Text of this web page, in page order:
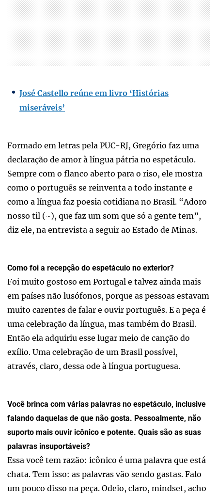
José Castello reúne em livro ‘Histórias
miseráveis’
Formado em letras pela PUC-RJ, Gregório faz uma
declaração de amor à língua pátria no espetáculo.
Sempre com o flanco aberto para o riso, ele mostra
como o português se reinventa a todo instante e
como a língua faz poesia cotidiana no Brasil. “Adoro
nosso til (~), que faz um som que só a gente tem”,
diz ele, na entrevista a seguir ao Estado de Minas.
Como foi a recepção do espetáculo no exterior?
Foi muito gostoso em Portugal e talvez ainda mais
em países não lusófonos, porque as pessoas estavam
muito carentes de falar e ouvir português. E a peça é
uma celebração da língua, mas também do Brasil.
Então ela adquiriu esse lugar meio de canção do
exílio. Uma celebração de um Brasil possível,
através, claro, dessa ode à língua portuguesa.
Você brinca com várias palavras no espetáculo, inclusive
falando daquelas de que não gosta. Pessoalmente, não
suporto mais ouvir icônico e potente. Quais são as suas
palavras insuportáveis?
Essa você tem razão: icônico é uma palavra que está
chata. Tem isso: as palavras vão sendo gastas. Falo
um pouco disso na peça. Odeio, claro, mindset, acho